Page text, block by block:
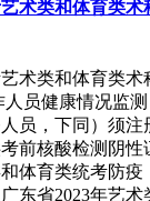
术类和体育类
术类和体育类
员健康情况监
员，下同）须注
前核酸检测阴性
广东省2023年艺